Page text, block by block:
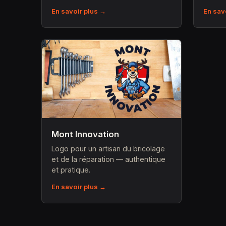
En savoir plus → En
Mont Innovation
Logo pour un artisan du bricolage
et de la réparation — authentique
et pratique.
En savoir plus →